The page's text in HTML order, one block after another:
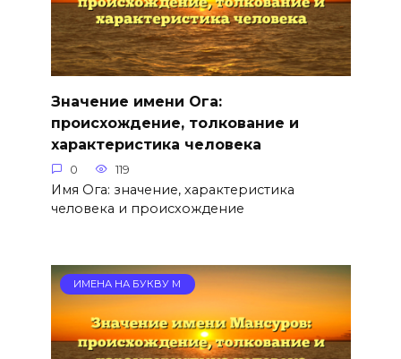
Значение имени Ога:
происхождение, толкование и
характеристика человека
0 119
Имя Ога: значение, характеристика
человека и происхождение
ИМЕНА НА БУКВУ М